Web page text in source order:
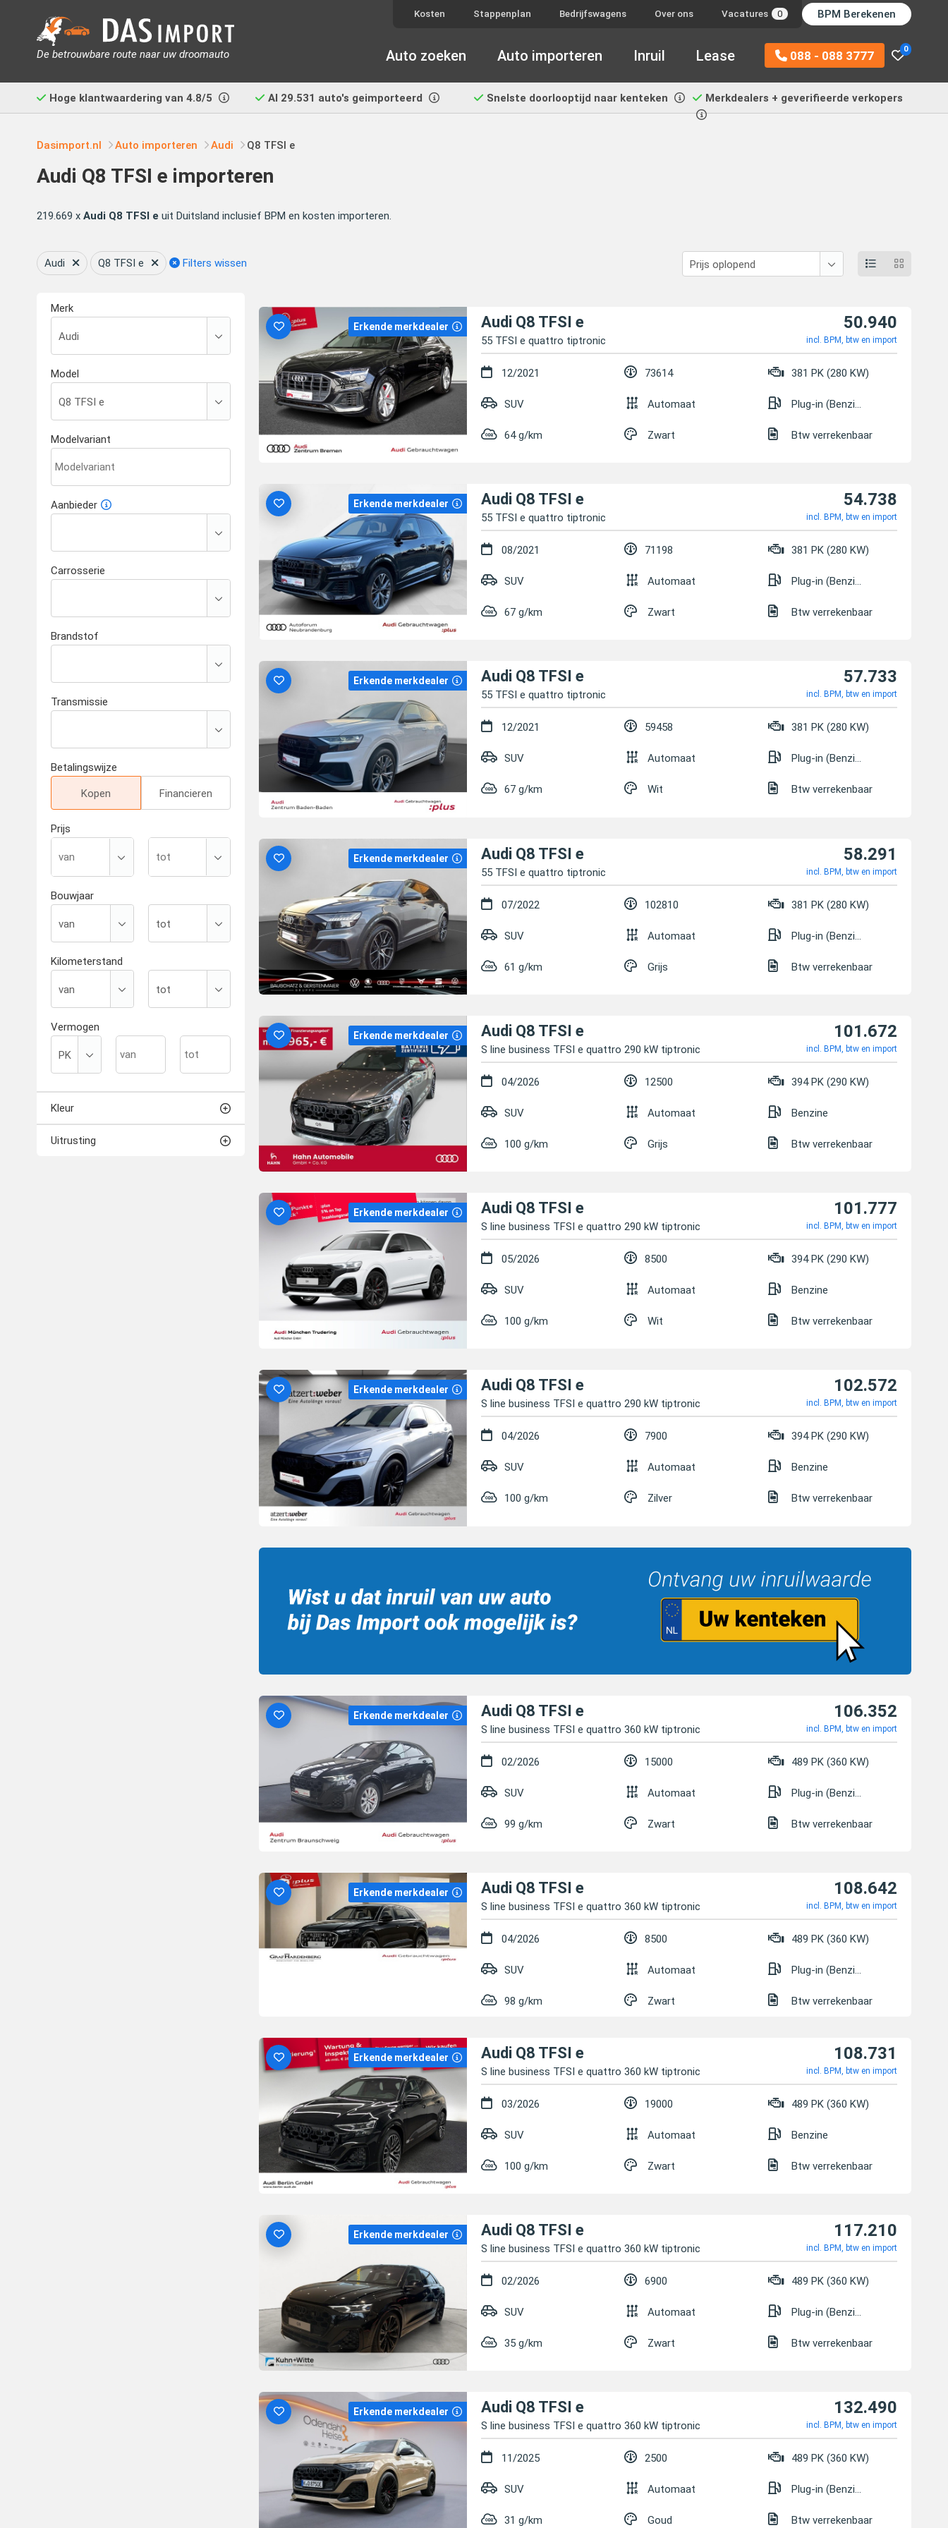
De betrouwbare route naar uw droomauto
Kosten Stappenplan Bedrijfswagens Over ons Vacatures 0 BPM Berekenen
0
088 - 088 3777
Auto zoeken Auto importeren Inruil Lease
Hoge klantwaardering van 4.8/5 Al 29.531 auto's geimporteerd Snelste doorlooptijd naar kenteken Merkdealers + geverifieerde verkopers
Dasimport.nl Auto importeren Audi Q8 TFSI e
Audi Q8 TFSI e importeren
219.669 x Audi Q8 TFSI e uit Duitsland inclusief BPM en kosten importeren.
Audi Q8 TFSI e Filters wissen
Erkende merkdealer Audi Q8 TFSI e
55 TFSI e quattro tiptronic
50.940
incl. BPM, btw en import
12/2021 73614 381 PK (280 KW)
SUV Automaat Plug-in (Benzine/Elektrisch)
64 g/km Zwart Btw verrekenbaar
Erkende merkdealer Audi Q8 TFSI e
55 TFSI e quattro tiptronic
54.738
incl. BPM, btw en import
08/2021 71198 381 PK (280 KW)
SUV Automaat Plug-in (Benzine/Elektrisch)
67 g/km Zwart Btw verrekenbaar
Erkende merkdealer Audi Q8 TFSI e
55 TFSI e quattro tiptronic
57.733
incl. BPM, btw en import
12/2021 59458 381 PK (280 KW)
SUV Automaat Plug-in (Benzine/Elektrisch)
67 g/km Wit Btw verrekenbaar
Erkende merkdealer Audi Q8 TFSI e
55 TFSI e quattro tiptronic
58.291
incl. BPM, btw en import
07/2022 102810 381 PK (280 KW)
SUV Automaat Plug-in (Benzine/Elektrisch)
61 g/km Grijs Btw verrekenbaar
Erkende merkdealer Audi Q8 TFSI e
S line business TFSI e quattro 290 kW tiptronic
101.672
incl. BPM, btw en import
04/2026 12500 394 PK (290 KW)
SUV Automaat Benzine
100 g/km Grijs Btw verrekenbaar
Erkende merkdealer Audi Q8 TFSI e
S line business TFSI e quattro 290 kW tiptronic
101.777
incl. BPM, btw en import
05/2026 8500 394 PK (290 KW)
SUV Automaat Benzine
100 g/km Wit Btw verrekenbaar
Erkende merkdealer Audi Q8 TFSI e
S line business TFSI e quattro 290 kW tiptronic
102.572
incl. BPM, btw en import
04/2026 7900 394 PK (290 KW)
SUV Automaat Benzine
100 g/km Zilver Btw verrekenbaar
Erkende merkdealer Audi Q8 TFSI e
S line business TFSI e quattro 360 kW tiptronic
106.352
incl. BPM, btw en import
02/2026 15000 489 PK (360 KW)
SUV Automaat Plug-in (Benzine/Elektrisch)
99 g/km Zwart Btw verrekenbaar
Erkende merkdealer Audi Q8 TFSI e
S line business TFSI e quattro 360 kW tiptronic
108.642
incl. BPM, btw en import
04/2026 8500 489 PK (360 KW)
SUV Automaat Plug-in (Benzine/Elektrisch)
98 g/km Zwart Btw verrekenbaar
Erkende merkdealer Audi Q8 TFSI e
S line business TFSI e quattro 360 kW tiptronic
108.731
incl. BPM, btw en import
03/2026 19000 489 PK (360 KW)
SUV Automaat Benzine
100 g/km Zwart Btw verrekenbaar
Erkende merkdealer Audi Q8 TFSI e
S line business TFSI e quattro 360 kW tiptronic
117.210
incl. BPM, btw en import
02/2026 6900 489 PK (360 KW)
SUV Automaat Plug-in (Benzine/Elektrisch)
35 g/km Zwart Btw verrekenbaar
Erkende merkdealer Audi Q8 TFSI e
S line business TFSI e quattro 360 kW tiptronic
132.490
incl. BPM, btw en import
11/2025 2500 489 PK (360 KW)
SUV Automaat Plug-in (Benzine/Elektrisch)
31 g/km Goud Btw verrekenbaar
Merk
Model
Modelvariant
Aanbieder
Carrosserie
Brandstof
Transmissie
Betalingswijze
Kopen Financieren
Prijs
Bouwjaar
Kilometerstand
Vermogen
Kleur
Uitrusting